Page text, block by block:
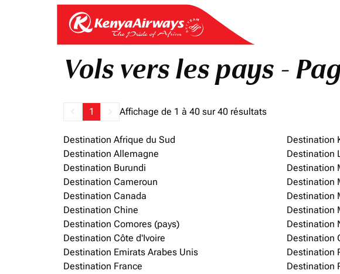
Vols vers les pays -
1 Affichage de 1 à 40 sur 40 résultats
Destination Afrique du Sud
Destination Allemagne
Destination Burundi
Destination Cameroun
Destination Canada
Destination Chine
Destination Comores (pays)
Destination Côte d'Ivoire
Destination Emirats Arabes Unis
Destination France
Destination
Destination
Destination
Destination
Destination
Destination
Destination
Destination
Destination
Destination